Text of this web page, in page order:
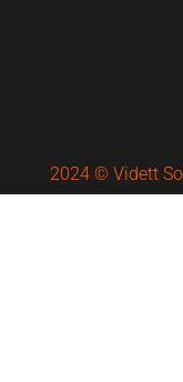
2024 © Vidett